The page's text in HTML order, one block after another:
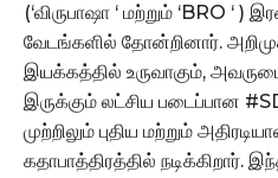
(‘விருபாஷா ‘ மற்றும் ‘BRO ‘ )
வேடங்களில் தோன்றினார்.
இயக்கத்தில் உருவாகும்,
இருக்கும் லட்சிய படைப்பான
முற்றிலும் புதிய மற்றும்
கதாபாத்திரத்தில் நடிக்கிறார்.